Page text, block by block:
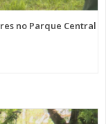
no Parque Central